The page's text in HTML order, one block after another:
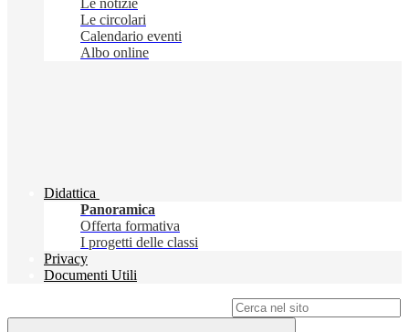
Le notizie
Le circolari
Calendario eventi
Albo online
Didattica
Panoramica
Offerta formativa
I progetti delle classi
Privacy
Documenti Utili